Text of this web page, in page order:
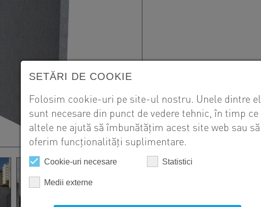
SETĂRI DE COOKIE
Folosim cookie-uri pe site-ul nostru. Unele dintre
sunt necesare din punct de vedere tehnic, în timp ce
altele ne ajută să îmbunătățim acest site web sau să
oferim funcționalități suplimentare.
Cookie-uri necesare Statistici
Medii externe